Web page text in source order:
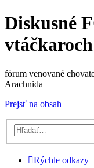
Diskusné
vtáčkaroch
fórum venované
Arachnida
Prejsť na obsah
Rýchle odkazy